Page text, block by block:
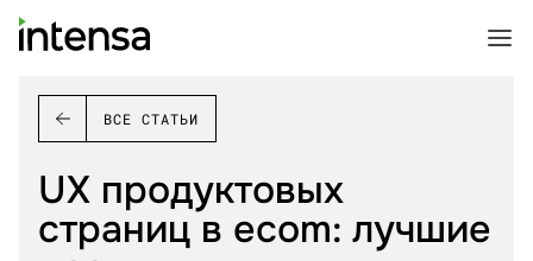
ВСЕ СТАТЬИ
UX продуктовых
страниц в ecom: лучшие